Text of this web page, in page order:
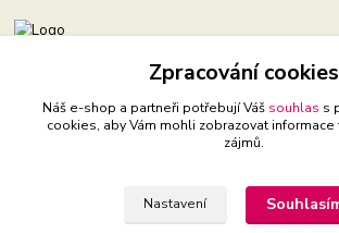
+420 604 921 321
babyveci@babyveci.cz
Zpracování cookies
Náš e-shop a partneři potřebují Váš souhlas s
cookies, aby Vám mohli zobrazovat informace
zájmů.
Nastavení